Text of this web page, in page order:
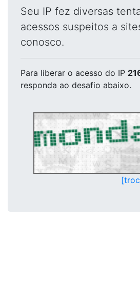
Seu IP fez diversas
acessos suspeitos a
conosco.
Para liberar o acesso do IP
responda ao desafio abaixo.